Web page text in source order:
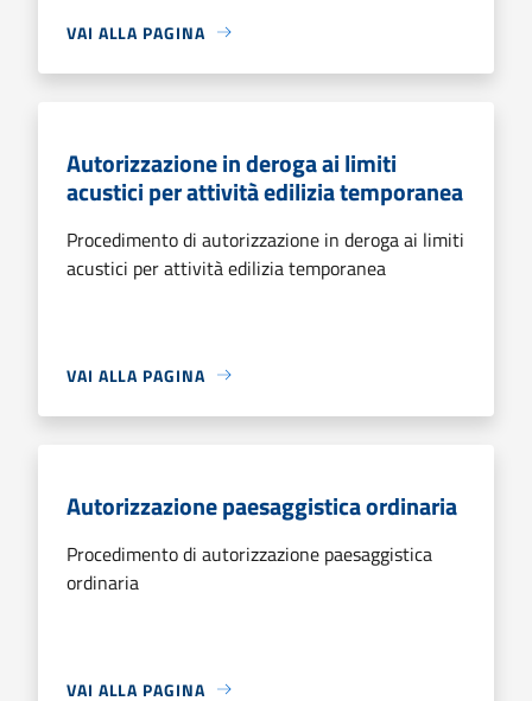
VAI ALLA PAGINA
Autorizzazione in deroga ai limiti
acustici per attività edilizia temporanea
Procedimento di autorizzazione in deroga ai limiti
acustici per attività edilizia temporanea
VAI ALLA PAGINA
Autorizzazione paesaggistica ordinaria
Procedimento di autorizzazione paesaggistica
ordinaria
VAI ALLA PAGINA